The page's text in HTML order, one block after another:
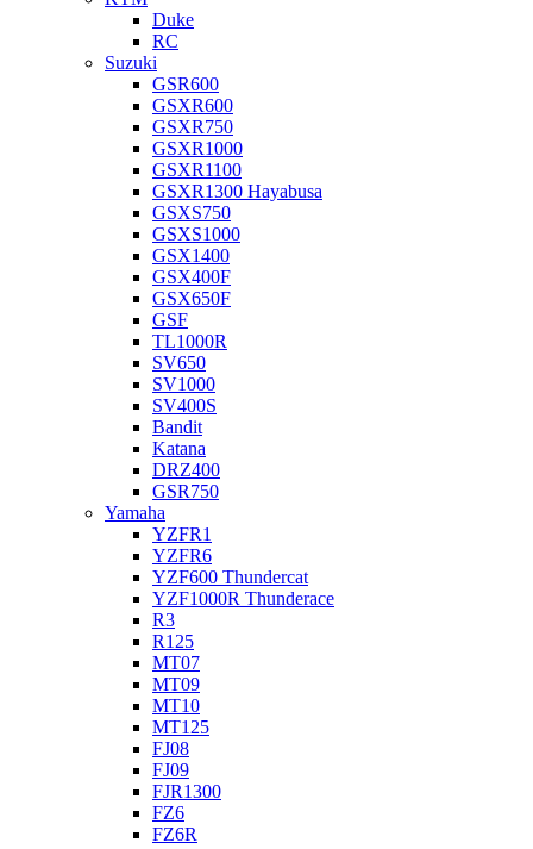
Duke
RC
Suzuki
GSR600
GSXR600
GSXR750
GSXR1000
GSXR1100
GSXR1300 Hayabusa
GSXS750
GSXS1000
GSX1400
GSX400F
GSX650F
GSF
TL1000R
SV650
SV1000
SV400S
Bandit
Katana
DRZ400
GSR750
Yamaha
YZFR1
YZFR6
YZF600 Thundercat
YZF1000R Thunderace
R3
R125
MT07
MT09
MT10
MT125
FJ08
FJ09
FJR1300
FZ6
FZ6R